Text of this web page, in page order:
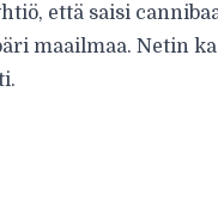
että saisi
maailmaa. Netin